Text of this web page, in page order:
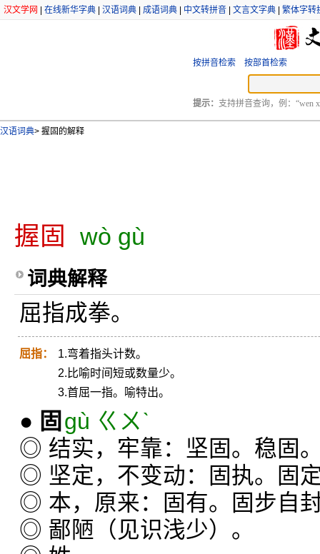
汉文学网 在线新华字典 汉语词典 成语词典 中文转拼音 文言文字典 繁体字转
按拼音检索 按部首检索
提示： 支持拼音查询，例：“wen
汉语词典> 握固的解释
握固 wò gù
词典解释
屈指成拳。
屈指：
1.弯着指头计数。
2.比喻时间短或数量少。
3.首屈一指。喻特出。
● 固 gù ㄍㄨˋ
◎ 结实，牢靠：坚固。稳固
◎ 坚定，不变动：固执。固
◎ 本，原来：固有。固步自
◎ 鄙陋（见识浅少）。